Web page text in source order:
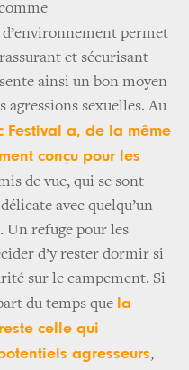
d’environnement permet
et sécurisant
ainsi un bon moyen
sexuelles. Au
Festival a, de la même
conçu pour les
de vue, qui se sont
avec quelqu’un
Un refuge pour les
d’y rester dormir si
sur le campement. Si
du temps que la
celle qui
agresseurs,